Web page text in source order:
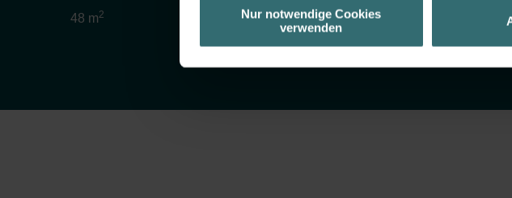
unserer Website verwenden, um Ihnen die bestmögliche
basierend auf Ihren Interessen zur Verfügung zu stellen.
Datenschutzerklärung widerrufen.
Zehnder Group AG: Data Privacy
Nur notwendige Cookies
verwenden
48 m2